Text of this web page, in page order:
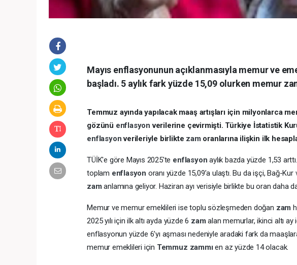
Mayıs enflasyonunun açıklanmasıyla memur ve
başladı. 5 aylık fark yüzde 15,09 olurken memur
Temmuz ayında yapılacak maaş artışları için milyonlarca
gözünü enflasyonverilerine çevirmişti. Türkiye İstatistik
enflasyonverileriyle birlikte zam oranlarına ilişkin ilk
TÜİK'e göre Mayıs 2025'te enflasyonaylık bazda yüzde 1,53
toplam enflasyon oranı yüzde 15,09’a ulaştı. Bu da işçi, Bağ-
zamanlamına geliyor. Haziran ayı verisiyle birlikte bu oran daha
Memur ve memur emeklileri ise toplu sözleşmeden doğan zam
2025 yılı için ilk altı ayda yüzde 6 zamalan memurlar, ikinci altı
enflasyonun yüzde 6’yı aşması nedeniyle aradaki fark da
memur emeklileri için Temmuz zammıen az yüzde 14 olacak.